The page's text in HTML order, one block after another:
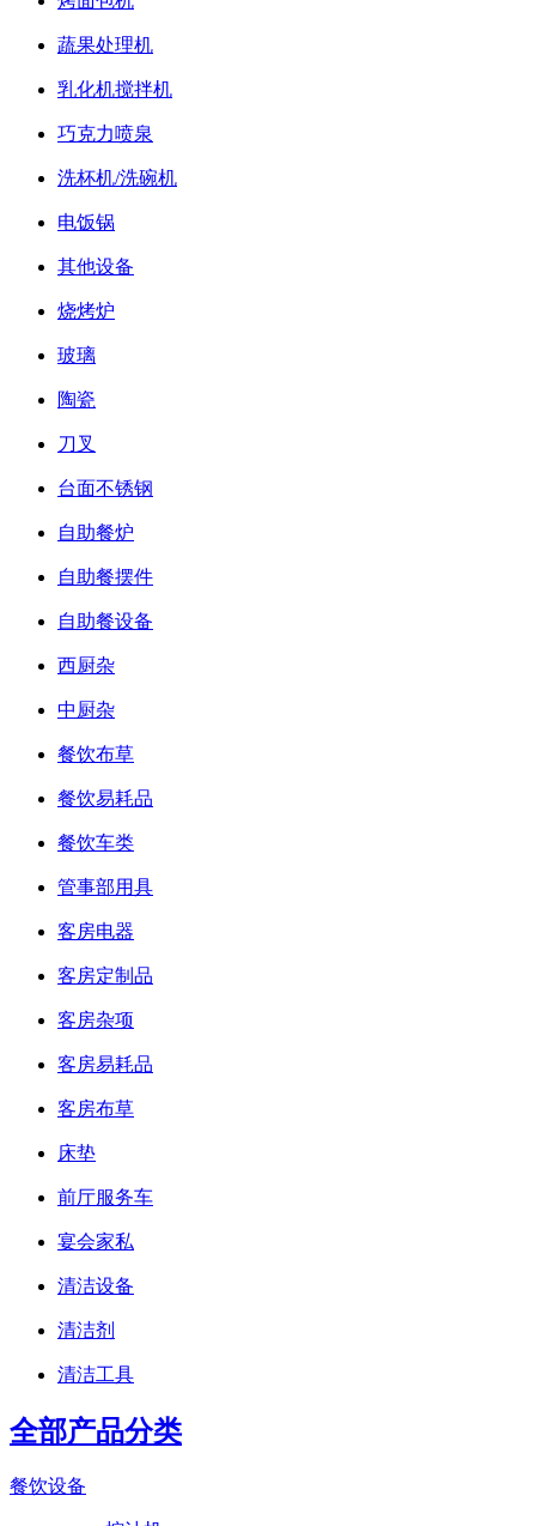
蔬果处理机
乳化机搅拌机
巧克力喷泉
洗杯机/洗碗机
电饭锅
其他设备
烧烤炉
玻璃
陶瓷
刀叉
台面不锈钢
自助餐炉
自助餐摆件
自助餐设备
西厨杂
中厨杂
餐饮布草
餐饮易耗品
餐饮车类
管事部用具
客房电器
客房定制品
客房杂项
客房易耗品
客房布草
床垫
前厅服务车
宴会家私
清洁设备
清洁剂
清洁工具
全部产品分类
餐饮设备